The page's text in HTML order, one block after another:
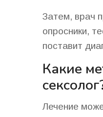
Затем, врач
опросники,
поставит
Какие
Лечение